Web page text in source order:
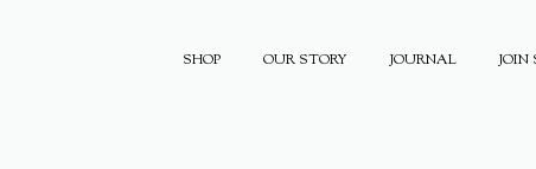
SHOP OUR STORY JOURNAL JOIN